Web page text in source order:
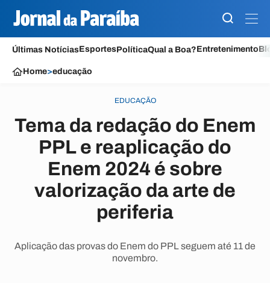
Últimas NotíciasEsportesPolíticaQual a Boa?Entretenimento
Home>educação
EDUCAÇÃO
Tema da redação do Enem
PPL e reaplicação do
Enem 2024 é sobre
valorização da arte de
periferia
Aplicação das provas do Enem do PPL seguem até 11 de
novembro.